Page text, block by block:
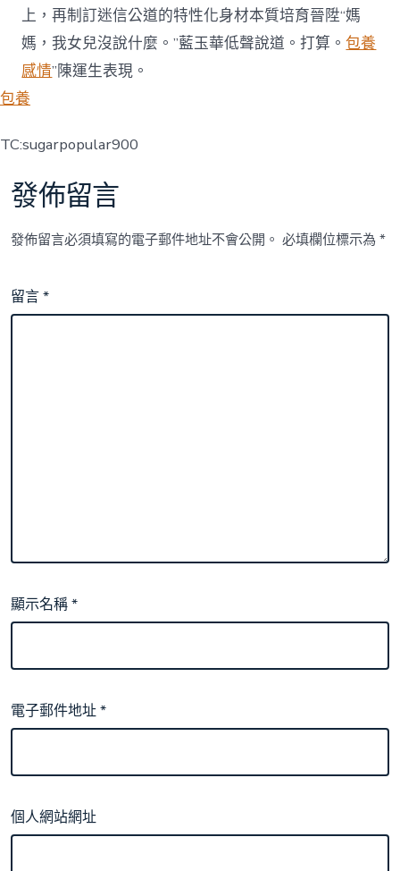
上，再制訂迷信公道的特性化身材本質培育晉陞“媽
媽，我女兒沒說什麼。”藍玉華低聲說道。打算。包養
感情”陳運生表現。
包養
TC:sugarpopular900
發佈留言
發佈留言必須填寫的電子郵件地址不會公開。 必填欄位標示為*
留言*
顯示名稱*
電子郵件地址*
個人網站網址